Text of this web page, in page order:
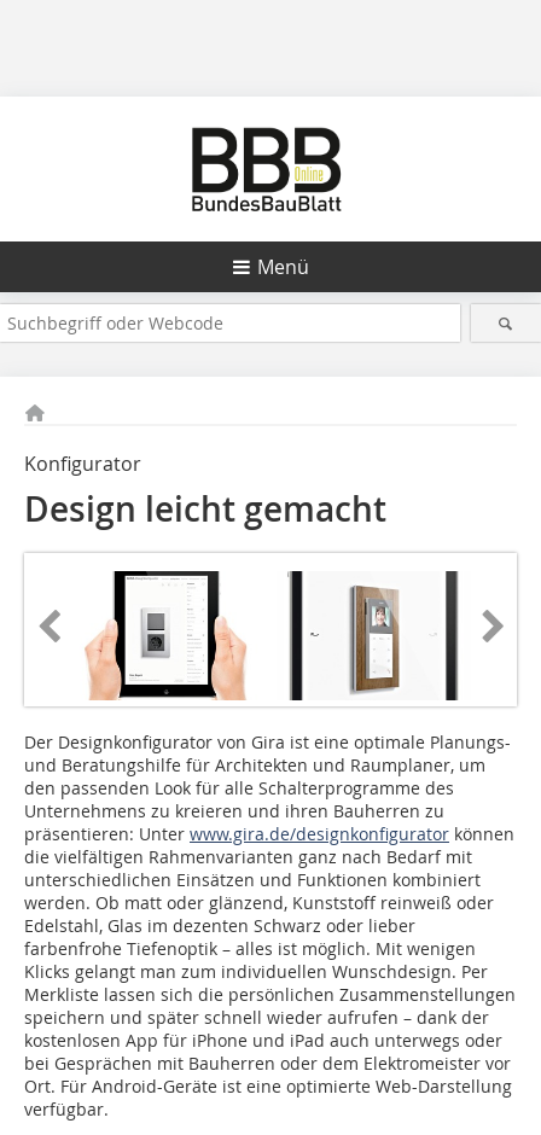
Menü
Konfigurator
Design leicht gemacht
Der Designkonfigurator von Gira ist eine optimale Planungs-
und Beratungshilfe für Architekten und Raumplaner, um
den passenden Look für alle Schalterprogramme des
Unternehmens zu kreieren und ihren Bauherren zu
präsentieren: Unter www.gira.de/designkonfigurator können
die vielfältigen Rahmenvarianten ganz nach Bedarf mit
unterschiedlichen Einsätzen und Funktionen kombiniert
werden. Ob matt oder glänzend, Kunststoff reinweiß oder
Edelstahl, Glas im dezenten Schwarz oder lieber
farbenfrohe Tiefenoptik – alles ist möglich. Mit wenigen
Klicks gelangt man zum individuellen Wunschdesign. Per
Merkliste lassen sich die persönlichen Zusammenstellungen
speichern und später schnell wieder aufrufen – dank der
kostenlosen App für iPhone und iPad auch unterwegs oder
bei Gesprächen mit Bauherren oder dem Elektromeister vor
Ort. Für Android-Geräte ist eine optimierte Web-Darstellung
verfügbar.